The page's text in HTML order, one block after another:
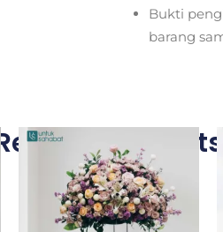
Bukti
barang
Related Products